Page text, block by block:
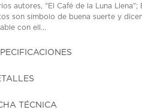
autores, "El Café de la Luna Llena";
son símbolo de buena suerte y
con ell...
TÉCNICA